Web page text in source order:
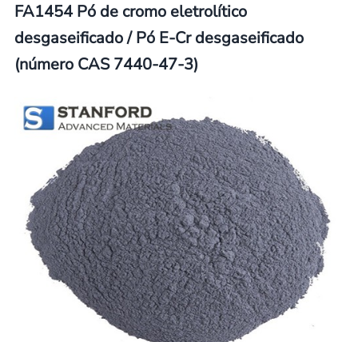
FA1454 Pó de cromo eletrolítico
desgaseificado / Pó E-Cr desgaseificado
(número CAS 7440-47-3)